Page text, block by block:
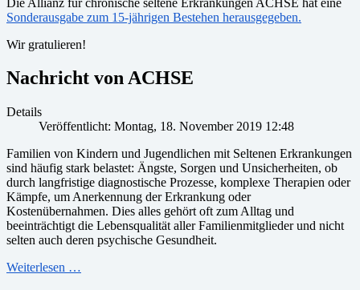
Sonderausgabe zum 15-jährigen Bestehen herausgegeben.
Wir gratulieren!
Nachricht von ACHSE
Details
Veröffentlicht: Montag, 18. November 2019 12:48
Familien von Kindern und Jugendlichen mit Seltenen Erkrankungen
sind häufig stark belastet: Ängste, Sorgen und Unsicherheiten, ob
durch langfristige diagnostische Prozesse, komplexe Therapien oder
Kämpfe, um Anerkennung der Erkrankung oder
Kostenübernahmen. Dies alles gehört oft zum Alltag und
beeinträchtigt die Lebensqualität aller Familienmitglieder und nicht
selten auch deren psychische Gesundheit.
Weiterlesen …